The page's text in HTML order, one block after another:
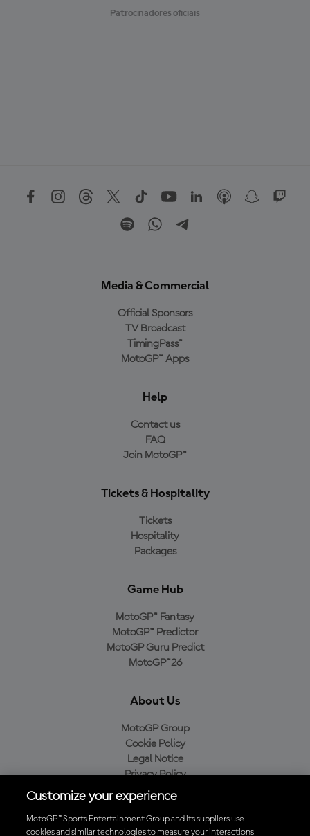
Patrocinadores oficiais
Media & Commercial
Official Sponsors
TV Broadcast
TimingPass™
MotoGP™ Apps
Help
Contact us
FAQ
Join MotoGP™
Tickets & Hospitality
Tickets
Hospitality
Packages
Game Hub
MotoGP™ Fantasy
MotoGP™ Predictor
MotoGP Guru Predict
MotoGP™26
About Us
MotoGP Group
Cookie Policy
Legal Notice
Privacy Policy
Purchase Policy
Customize your experience
MotoGP™ Sports Entertainment Group and its suppliers use
cookies and similar technologies to measure your interactions